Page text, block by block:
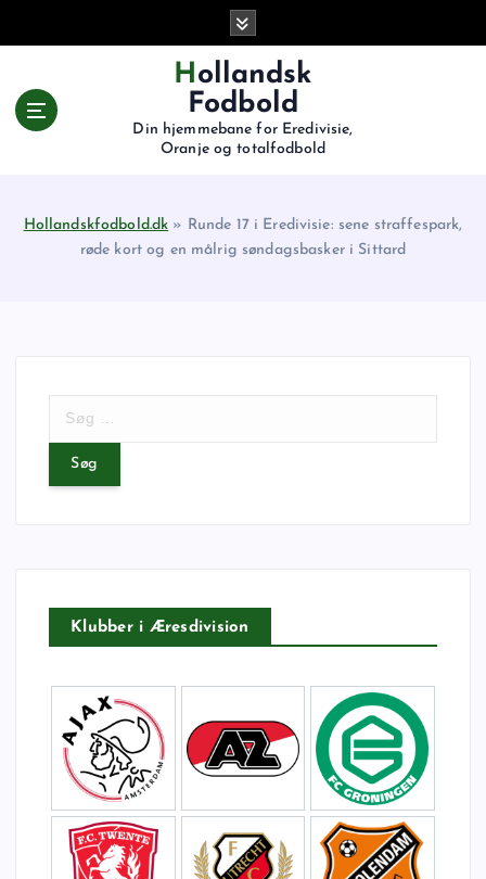
Hollandsk
Fodbold
Din hjemmebane for Eredivisie,
Oranje og totalfodbold
Hollandskfodbold.dk » Runde 17 i Eredivisie: sene straffespark,
røde kort og en målrig søndagsbasker i Sittard
:
Klubber i Æresdivision